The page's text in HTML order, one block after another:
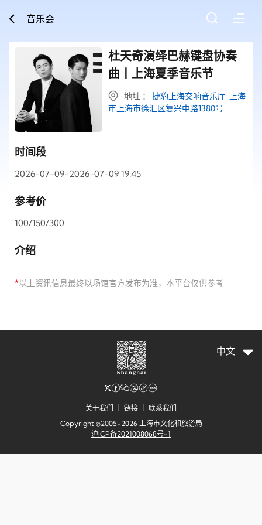
音乐会
杜天奇演绎巴赫键盘协奏
曲丨上海夏季音乐节
地址 ： 捷豹上海交响音乐厅 上海
市上海市徐汇区复兴中路1380号
时间段
2026-07-09-2026-07-09 19:45
参考价
100/150/300
介绍
*以上资讯信息最终以场馆官方发布为准，本平台仅供参考
关于我们 链接
联系我们
Copyright ©2005-2026 上海市文化和旅游局
沪ICP备2021008068号-1
中文